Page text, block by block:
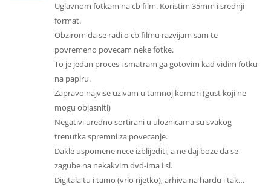
Uglavnom fotkam na cb film. Koristim 35mm i srednji
format.
Obzirom da se radi o cb filmu razvijam sam te
povremeno povecam neke fotke.
To je jedan proces i smatram ga gotovim kad vidim fotku
na papiru.
Zapravo najvise uzivam u tamnoj komori (gust koji ne
mogu objasniti)
Negativi uredno sortirani u uloznicama su svakog
trenutka spremni za povecanje.
Dakle uspomene nece izblijediti, a ne daj boze da se
zagube na nekakvim dvd-ima i sl.
Digitala tu i tamo (vrlo rijetko), arhiva na hardu i tak…